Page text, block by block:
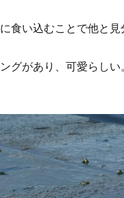
食い込むことで他と見
グがあり、可愛らしい